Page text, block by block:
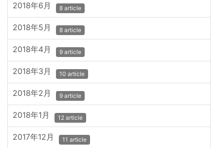
2018年6月 8 article
2018年5月 8 article
2018年4月 9 article
2018年3月 10 article
2018年2月 9 article
2018年1月 12 article
2017年12月 11 article